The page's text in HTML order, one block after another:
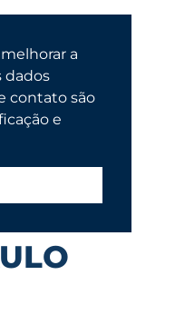
a
dados
contato são
e